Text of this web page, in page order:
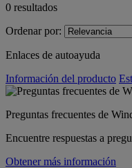
0 resultados
Ordenar por:
Enlaces de autoayuda
Información del producto
Preguntas frecuentes de
Encuentre respuestas a
Obtener más información